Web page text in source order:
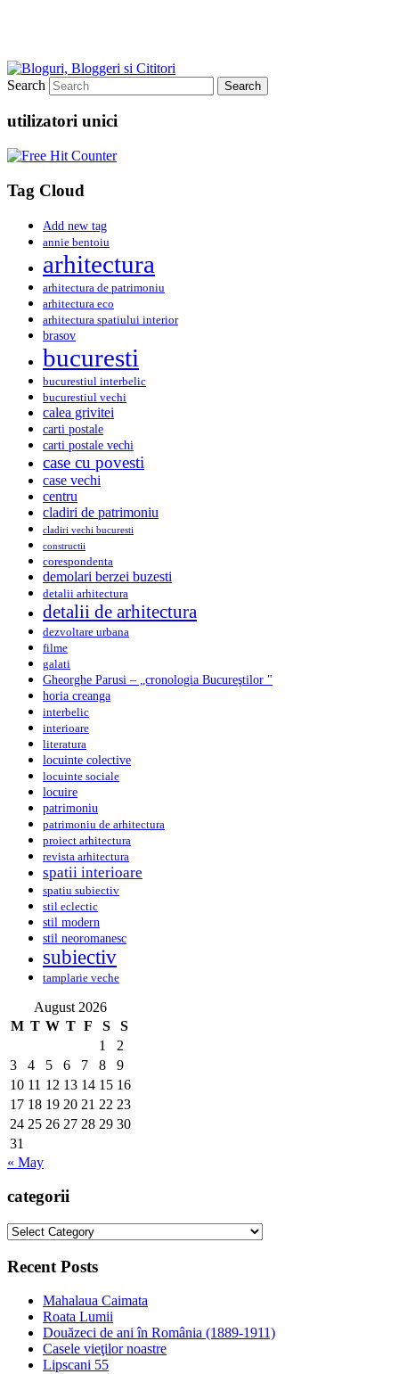
Search
utilizatori unici
Tag Cloud
Add new tag
annie bentoiu
arhitectura
arhitectura de patrimoniu
arhitectura eco
arhitectura spatiului interior
brasov
bucuresti
bucurestiul interbelic
bucurestiul vechi
calea grivitei
carti postale
carti postale vechi
case cu povesti
case vechi
centru
cladiri de patrimoniu
cladiri vechi bucuresti
constructii
corespondenta
demolari berzei buzesti
detalii arhitectura
detalii de arhitectura
dezvoltare urbana
filme
galati
Gheorghe Parusi – „cronologia Bucureştilor "
horia creanga
interbelic
interioare
literatura
locuinte colective
locuinte sociale
locuire
patrimoniu
patrimoniu de arhitectura
proiect arhitectura
revista arhitectura
spatii interioare
spatiu subiectiv
stil eclectic
stil modern
stil neoromanesc
subiectiv
tamplarie veche
August 2026
M T W T F S
S
1
2
3
4 5 6 7 8
9
10 11 12 13 14 15 16
17 18 19 20 21 22 23
24 25 26 27 28 29 30
31
« May
categorii
categorii
Recent Posts
Mahalaua Caimata
Roata Lumii
Douăzeci de ani în România (1889-1911)
Casele vieţilor noastre
Lipscani 55